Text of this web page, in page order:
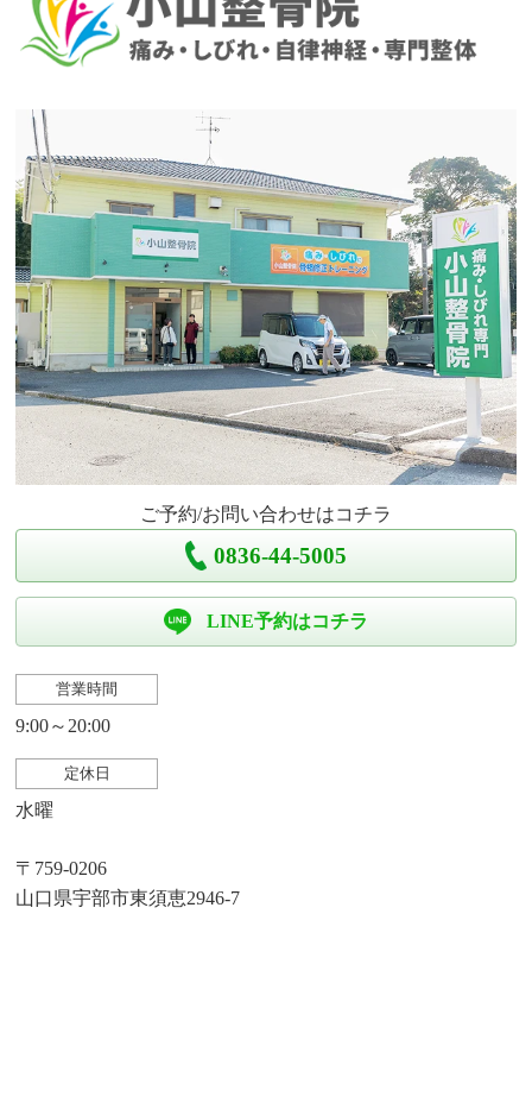
ご予約/お問い合わせはコチラ
0836-44-5005
LINE予約はコチラ
営業時間
9:00～20:00
定休日
水曜
〒759-0206
山口県宇部市東須恵2946-7